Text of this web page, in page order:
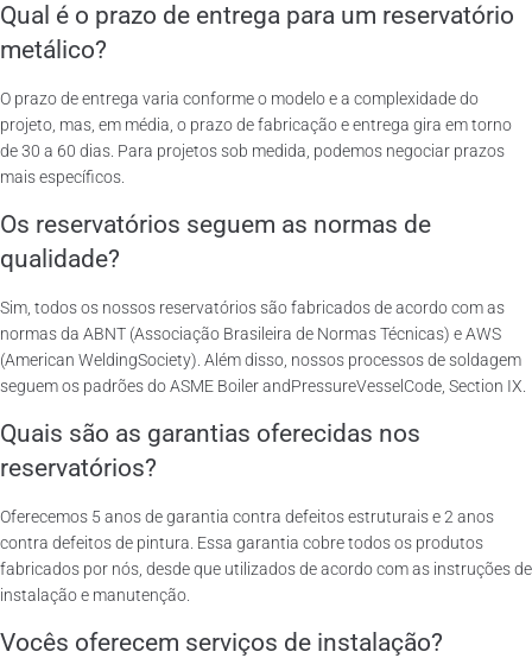
Qual é o prazo de entrega para um reservatório
metálico?
O prazo de entrega varia conforme o modelo e a complexidade do
projeto, mas, em média, o prazo de fabricação e entrega gira em torno
de 30 a 60 dias. Para projetos sob medida, podemos negociar prazos
mais específicos.
Os reservatórios seguem as normas de
qualidade?
Sim, todos os nossos reservatórios são fabricados de acordo com as
normas da ABNT (Associação Brasileira de Normas Técnicas) e AWS
(American WeldingSociety). Além disso, nossos processos de soldagem
seguem os padrões do ASME Boiler andPressureVesselCode, Section IX.
Quais são as garantias oferecidas nos
reservatórios?
Oferecemos 5 anos de garantia contra defeitos estruturais e 2 anos
contra defeitos de pintura. Essa garantia cobre todos os produtos
fabricados por nós, desde que utilizados de acordo com as instruções de
instalação e manutenção.
Vocês oferecem serviços de instalação?